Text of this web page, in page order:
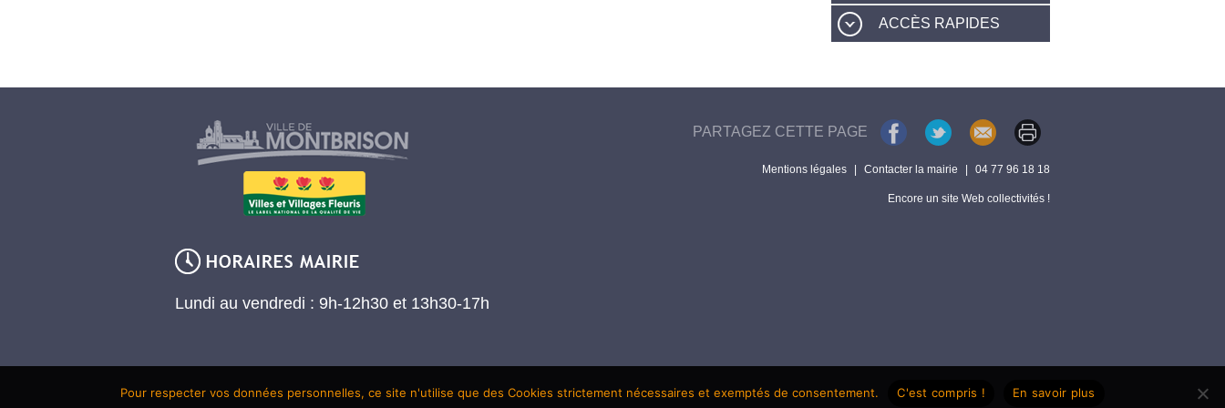
ACCÈS RAPIDES
Lundi au vendredi : 9h-12h30 et 13h30-17h
PARTAGEZ CETTE PAGE
Mentions légales Contacter la mairie 04 77 96 18 18
Encore un site Web collectivités !
Pour respecter vos données personnelles, ce site n'utilise que des Cookies strictement nécessaires et exemptés de consentement. C'est compris ! En savoir plus